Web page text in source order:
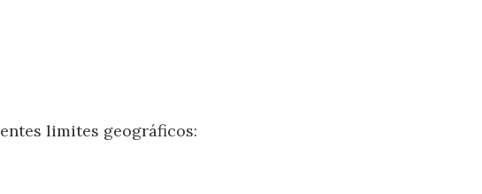
limites geográficos: